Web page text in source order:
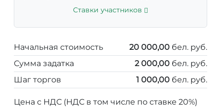
Ставки участников
Начальная стоимость 20 000,00 бел. руб.
Сумма задатка
2 000,00 бел. руб.
Шаг торгов
1 000,00 бел. руб.
Цена с НДС (НДС в том числе по ставке 20%)